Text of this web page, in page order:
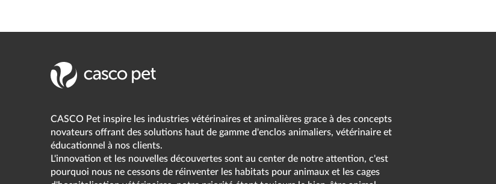
CASCO Pet inspire les industries vétérinaires et animalières grace à des concepts
novateurs offrant des solutions haut de gamme d'enclos animaliers, vétérinaire et
éducationnel à nos clients.
L'innovation et les nouvelles découvertes sont au center de notre attention, c'est
pourquoi nous ne cessons de réinventer les habitats pour animaux et les cages